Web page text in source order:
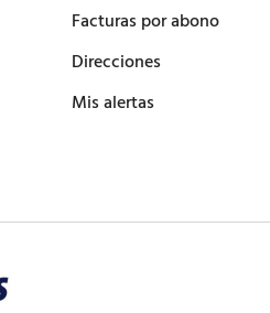
Facturas por abono
Direcciones
Mis alertas